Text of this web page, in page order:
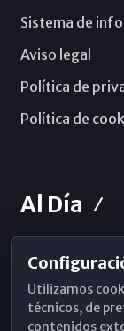
Sistema de
Aviso legal
Política de
Política de
Al Día
Horarios de
Hemeroteca
Utilizamos
técnicos, de
contenidos